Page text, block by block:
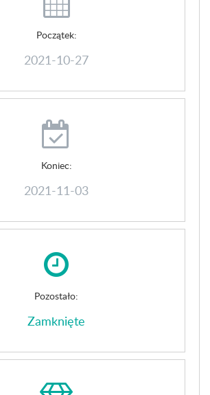
Początek:
2021-10-27
Koniec:
2021-11-03
Pozostało:
Zamknięte